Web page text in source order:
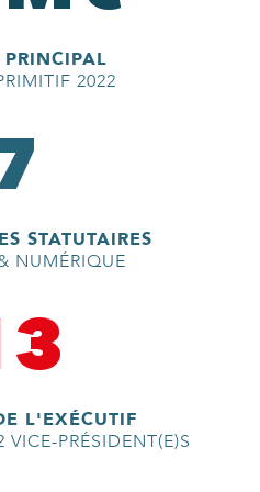
PRINCIPAL
2022
STATUTAIRES
NUMÉRIQUE
L'EXÉCUTIF
VICE-PRÉSIDENT(E)S